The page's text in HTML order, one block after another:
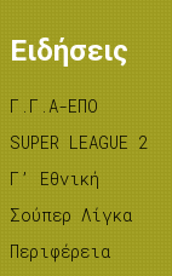
Ειδήσεις
Γ.Γ.Α-ΕΠΟ
SUPER LEAGUE 2
Γ’ Εθνική
Σούπερ Λίγκα
Περιφέρεια